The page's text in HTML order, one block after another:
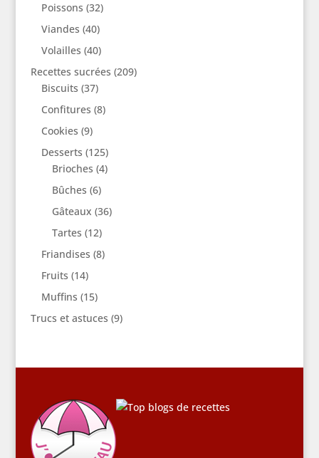
Poissons (32)
Viandes (40)
Volailles (40)
Recettes sucrées (209)
Biscuits (37)
Confitures (8)
Cookies (9)
Desserts (125)
Brioches (4)
Bûches (6)
Gâteaux (36)
Tartes (12)
Friandises (8)
Fruits (14)
Muffins (15)
Trucs et astuces (9)